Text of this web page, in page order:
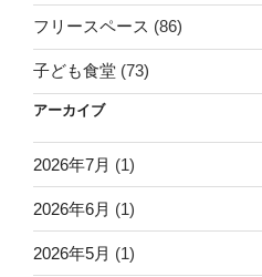
フリースペース (86)
子ども食堂 (73)
アーカイブ
2026年7月 (1)
2026年6月 (1)
2026年5月 (1)